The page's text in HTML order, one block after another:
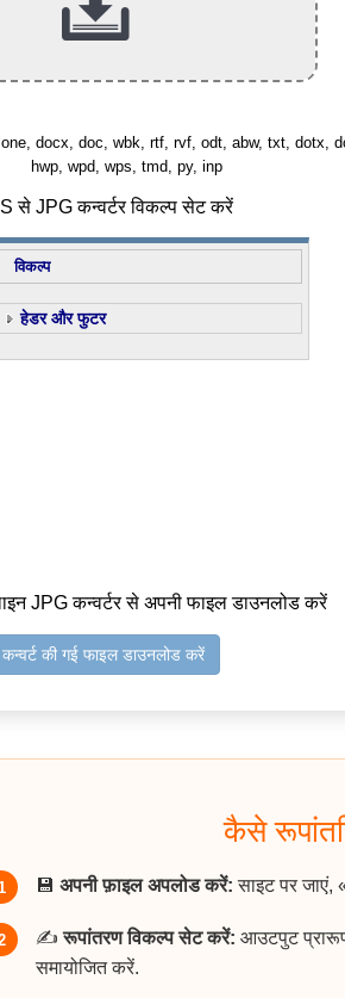
one, docx, doc, wbk, rtf, rvf, odt, abw, txt, dotx,
hwp, wpd, wps, tmd, py, inp
से JPG कन्वर्टर विकल्प सेट करें
विकल्प
हेडर और फुटर
JPG कन्वर्टर से अपनी फाइल डाउनलोड करें
कन्वर्ट की गई फाइल डाउनलोड करें
कैसे
💾 अपनी फ़ाइल अपलोड करें: साइट पर
✍️रूपांतरण विकल्प सेट करें: आउटपुट
समायोजित करें.